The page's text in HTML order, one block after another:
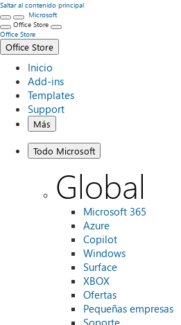
Saltar al contenido principal
Microsoft
Office Store
Office Store
Office Store
Inicio
Add-ins
Templates
Support
Más
Todo Microsoft
Global
Microsoft 365
Azure
Copilot
Windows
Surface
XBOX
Ofertas
Pequeñas empresas
Soporte